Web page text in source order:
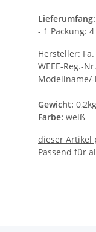
Lieferumfang:
- 1 Packung:
Hersteller:
WEEE-Reg.-
Gewicht: 0,2kg
Farbe: weiß
dieser Artikel
Passend für